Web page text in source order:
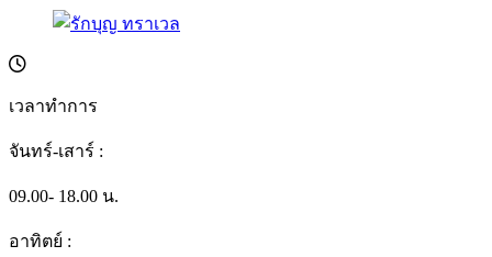
เวลาทำการ
จันทร์-เสาร์ :
09.00- 18.00 น.
อาทิตย์ :